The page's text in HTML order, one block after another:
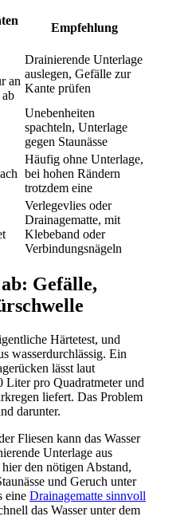
Empfehlung
an
Drainierende Unterlage
auslegen, Gefälle zur
Kante prüfen
Unebenheiten
spachteln, Unterlage
gegen Staunässe
Häufig ohne Unterlage,
bei hohen Rändern
trotzdem eine
Verlegevlies oder
Drainagematte, mit
Klebeband oder
Verbindungsnägeln
Gefälle,
Härtetest, und
wasserdurchlässig. Ein
lässt laut
Liter pro Quadratmeter und
liefert. Das Problem
darunter.
Fliesen kann das Wasser
Unterlage aus
den nötigen Abstand,
und Geruch unter
eine Drainagematte sinnvoll
das Wasser unter dem